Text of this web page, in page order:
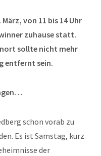
von 11 bis 14 Uhr
zuhause statt.
sollte nicht mehr
entfernt sein.
schon vorab zu
Es ist Samstag, kurz
der